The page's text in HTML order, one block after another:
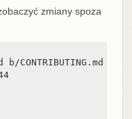
zmiany spoza
CONTRIBUTING.md